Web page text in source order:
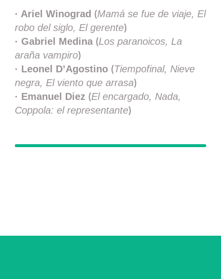
· Ariel Winograd (Mamá se fue de viaje, El
robo del siglo, El gerente)
· Gabriel Medina (Los paranoicos, La
araña vampiro)
· Leonel D’Agostino (Tiempofinal, Nieve
negra, El viento que arrasa)
· Emanuel Diez (El encargado, Nada,
Coppola: el representante)